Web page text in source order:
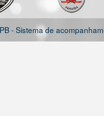
- Sistema de